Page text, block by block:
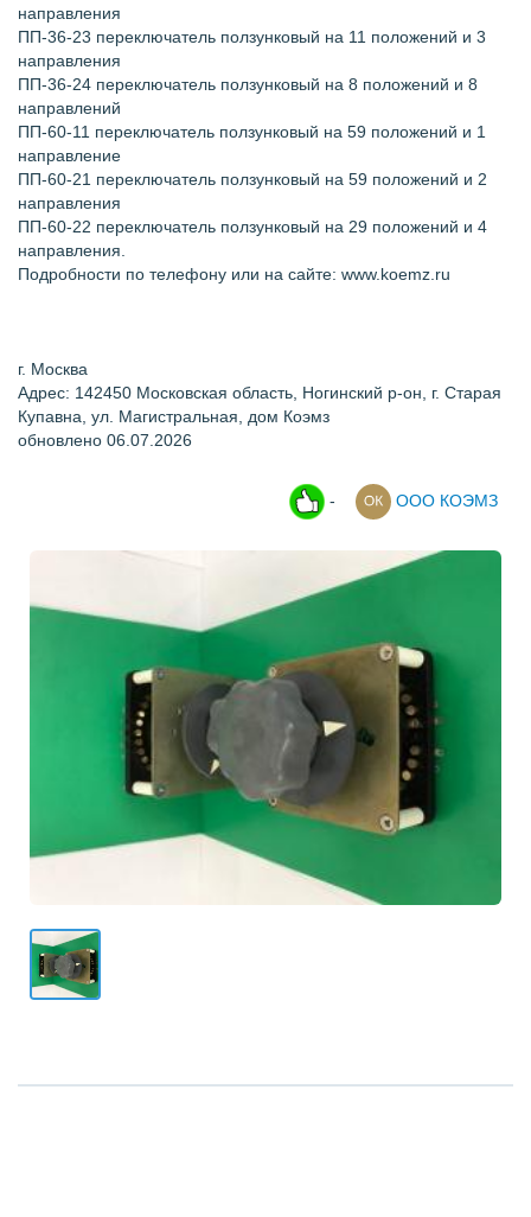
направления
ПП-36-23 переключатель ползунковый на 11 положений и 3
направления
ПП-36-24 переключатель ползунковый на 8 положений и 8
направлений
ПП-60-11 переключатель ползунковый на 59 положений и 1
направление
ПП-60-21 переключатель ползунковый на 59 положений и 2
направления
ПП-60-22 переключатель ползунковый на 29 положений и 4
направления.
Подробности по телефону или на сайте: www.koemz.ru
г. Москва
Адрес: 142450 Московская область, Ногинский р-он, г. Старая
Купавна, ул. Магистральная, дом Коэмз
обновлено 06.07.2026
- ООО КОЭМЗ